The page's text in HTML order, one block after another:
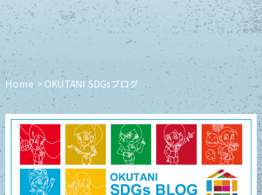
Home> OKUTANI SDGsブログ